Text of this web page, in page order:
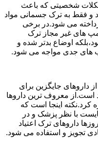
شخصیتی که باعث
و فقط به ترک جسمانی مواد
می شود.در برخی
کمپ های غیر مجاز ترک
اوضاع بدتر شده و
های جدی مواجه می شود.
داروهای جایگزین برای
معروف ترین داروها
کرد.نکته اینجا است که
با نظر پزشک و در
داروهای ترک اعتیاد
تجویز و استفاده می شود.